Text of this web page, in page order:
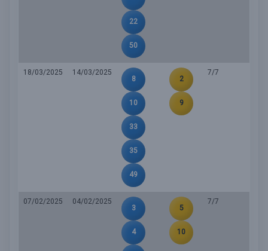
22
50
18/03/2025
14/03/2025
8
10
33
35
49
2
9
7/7
07/02/2025
04/02/2025
3
4
5
10
7/7